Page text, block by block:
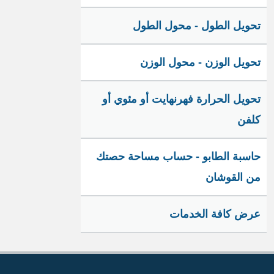
تحويل الطول - محول الطول
تحويل الوزن - محول الوزن
تحويل الحرارة فهرنهايت أو مئوي أو
كلفن
حاسبة الطابو - حساب مساحة حصتك
من القوشان
عرض كافة الخدمات